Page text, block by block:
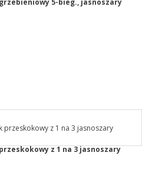
z 1 na 3 jasnoszary